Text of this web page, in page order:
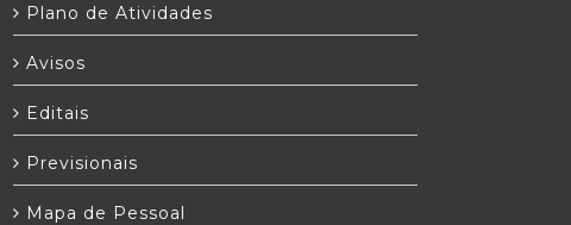
Plano de Atividades
Avisos
Editais
Previsionais
Mapa de Pessoal